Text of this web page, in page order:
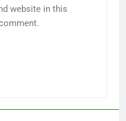
website in this